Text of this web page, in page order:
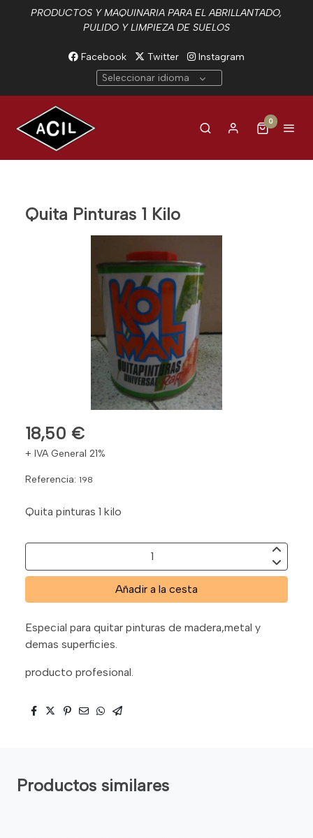
PRODUCTOS Y MAQUINARIA PARA EL ABRILLANTADO,
PULIDO Y LIMPIEZA DE SUELOS
Facebook Twitter
Instagram
Seleccionar idioma
0
Quita Pinturas 1 Kilo
18,50 €
+ IVA General 21%
Referencia: 198
Quita pinturas 1 kilo
Añadir a la cesta
Especial para quitar pinturas de madera,metal y
demas superficies.
producto profesional.
Productos similares